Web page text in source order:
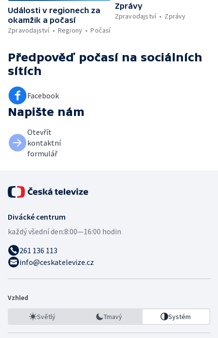
Události v regionech za
okamžik a počasí
Zpravodajství
Regiony Počasí
Zprávy
Zpravodajství
Zprávy
Předpověď počasí na sociálních
sítích
Facebook
Napište nám
Otevřít
kontaktní
formulář
Divácké centrum
každý všední den:8:00—16:00 hodin
261 136 113
info@ceskatelevize.cz
Vzhled
Světlý Tmavý Systém